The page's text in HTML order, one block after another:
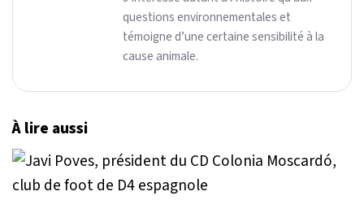
questions environnementales et
témoigne d’une certaine sensibilité à la
cause animale.
À lire aussi